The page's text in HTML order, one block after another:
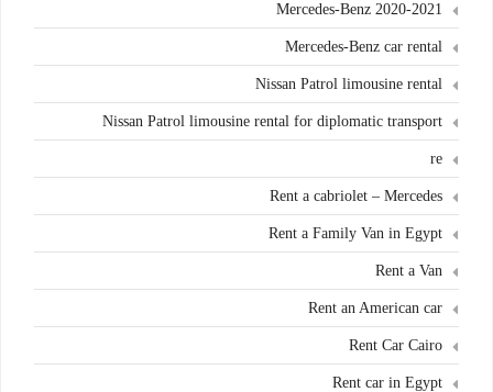
Mercedes-Benz 2020-2021
Mercedes-Benz car rental
Nissan Patrol limousine rental
Nissan Patrol limousine rental for diplomatic transport
re
Rent a cabriolet – Mercedes
Rent a Family Van in Egypt
Rent a Van
Rent an American car
Rent Car Cairo
Rent car in Egypt